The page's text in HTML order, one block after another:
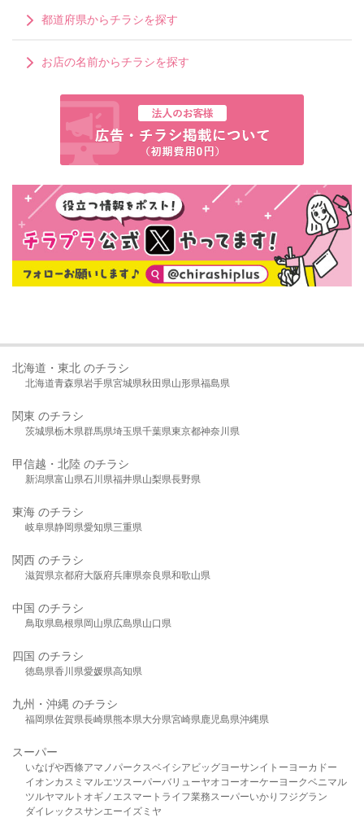
都道府県からチラシを探す
お店の名前からチラシを探す
北海道・東北 のチラシ
北海道青森県岩手県宮城県秋田県山形県福島県
関東 のチラシ
茨城県栃木県群馬県埼玉県千葉県東京都神奈川県
甲信越・北陸 のチラシ
新潟県富山県石川県福井県山梨県長野県
東海 のチラシ
岐阜県静岡県愛知県三重県
関西 のチラシ
滋賀県京都府大阪府兵庫県奈良県和歌山県
中国 のチラシ
鳥取県島根県岡山県広島県山口県
四国 のチラシ
徳島県香川県愛媛県高知県
九州・沖縄 のチラシ
福岡県佐賀県長崎県熊本県大分県宮崎県鹿児島県沖縄県
スーパー
いなげや西條アマノパークスベイシア ビッグヨーサンイトーヨーカドー
イオンカスミ マルエツスーパーバリューヤオコーオーケー ヨークベニマル
ツルヤマルト オギノ エスマート ライフ業務スーパーいかり フジグラン
ダイレックスサンエーイズミヤ